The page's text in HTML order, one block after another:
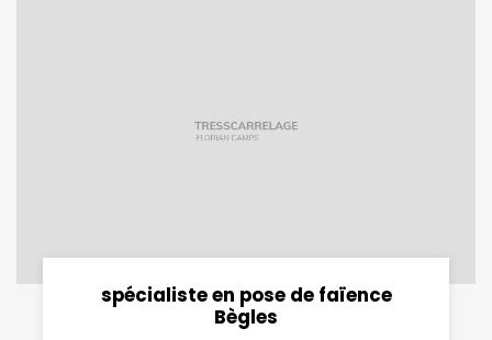
spécialiste en pose de faïence
Bègles